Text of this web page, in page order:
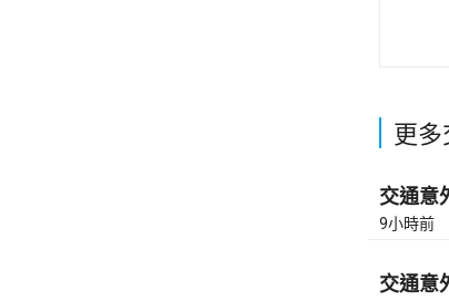
更多
交通意
9小時前
交通意